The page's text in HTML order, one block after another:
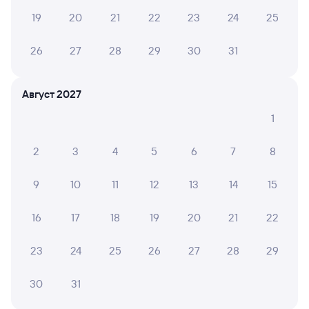
19 20 21 22 23 24 25
26 27 28 29 30 31
Август 2027
1
2 3 4 5 6 7 8
9 10 11 12 13 14 15
16 17 18 19 20 21 22
23 24 25 26 27 28 29
30 31